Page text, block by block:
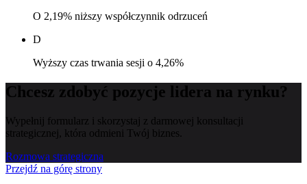
O 2,19% niższy współczynnik odrzuceń
D
Wyższy czas trwania sesji o 4,26%
Chcesz zdobyć pozycje lidera na rynku?
Wypełnij formularz i skorzystaj z darmowej konsultacji
strategicznej, która odmieni Twój biznes.
Rozmowa strategiczna
Przejdź na górę strony